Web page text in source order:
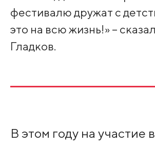
фестивалю дружат с
это на всю жизнь!» –
Гладков.
В этом году на участие в